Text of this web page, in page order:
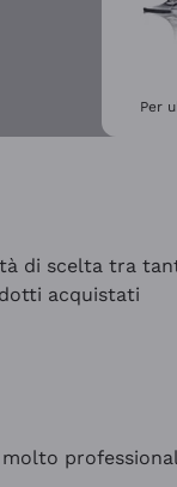
di scelta tra
acquistati
Per